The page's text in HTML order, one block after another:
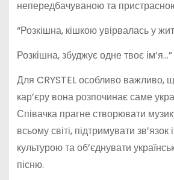
непередбачуваною та
“Розкішна, кішкою увірвалась у
Розкішна, збуджує одне твоє ім’я…”
Для CRYSTEL особливо важливо,
кар’єру вона розпочинає саме
Співачка прагне створювати
всьому світі, підтримувати зв’язок
культурою та об’єднувати
пісню.